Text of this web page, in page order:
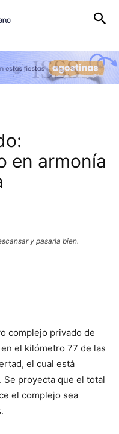
en armonía
y pasarla bien.
complejo privado de
el kilómetro 77 de las
el cual está
Se proyecta que el total
el complejo sea